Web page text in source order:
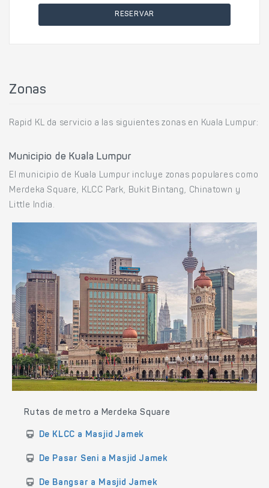
RESERVAR
Zonas
Rapid KL da servicio a las siguientes zonas en Kuala Lumpur:
Municipio de Kuala Lumpur
El municipio de Kuala Lumpur incluye zonas populares como
Merdeka Square, KLCC Park, Bukit Bintang, Chinatown y
Little India.
Rutas de metro a Merdeka Square
De KLCC a Masjid Jamek
De Pasar Seni a Masjid Jamek
De Bangsar a Masjid Jamek